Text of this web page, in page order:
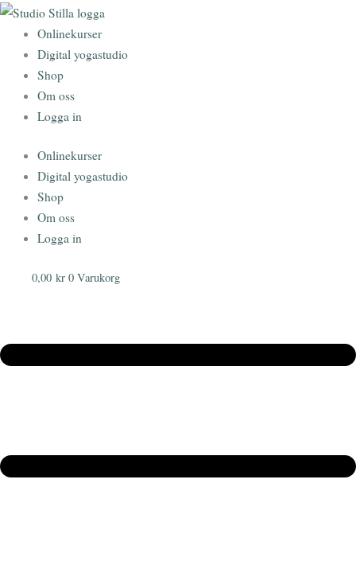
Hoppa
innehåll
Onlinekurser
Digital yogastudio
Shop
Om oss
Logga in
Onlinekurser
Digital yogastudio
Shop
Om oss
Logga in
0,00 kr 0 Varukorg